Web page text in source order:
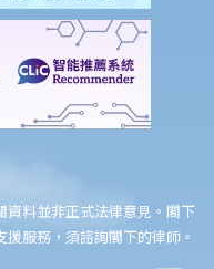
料並非正式法律意見。閣下
服務，須諮詢閣下的律師。